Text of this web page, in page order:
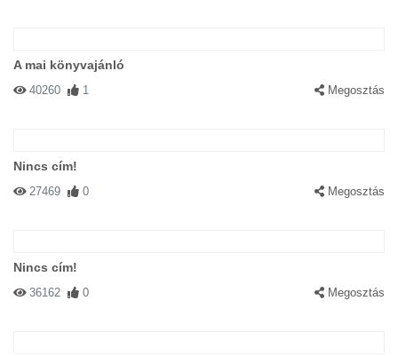
A mai könyvajánló
40260 1 Megosztás
Nincs cím!
27469 0 Megosztás
Nincs cím!
36162 0 Megosztás